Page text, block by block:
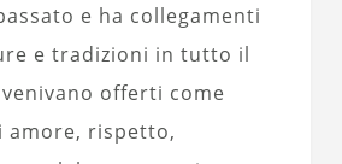
e ha collegamenti
e tradizioni in tutto il
offerti come
amore, rispetto,